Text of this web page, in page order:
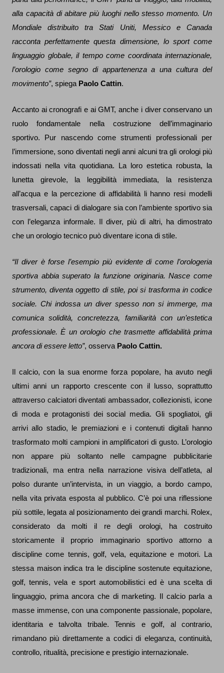
alla capacità di abitare più luoghi nello stesso momento. Un
Mondiale distribuito tra Stati Uniti, Messico e Canada
racconta perfettamente questa dimensione, lo sport come
linguaggio globale, il tempo come coordinata internazionale,
l’orologio come segno di appartenenza a una cultura del
movimento”, spiega Paolo Cattin.
Accanto ai cronografi e ai GMT, anche i diver conservano un
ruolo fondamentale nella costruzione dell’immaginario
sportivo. Pur nascendo come strumenti professionali per
l’immersione, sono diventati negli anni alcuni tra gli orologi più
indossati nella vita quotidiana. La loro estetica robusta, la
lunetta girevole, la leggibilità immediata, la resistenza
all’acqua e la percezione di affidabilità li hanno resi modelli
trasversali, capaci di dialogare sia con l’ambiente sportivo sia
con l’eleganza informale. Il diver, più di altri, ha dimostrato
che un orologio tecnico può diventare icona di stile.
“Il diver è forse l’esempio più evidente di come l’orologeria
sportiva abbia superato la funzione originaria. Nasce come
strumento, diventa oggetto di stile, poi si trasforma in codice
sociale. Chi indossa un diver spesso non si immerge, ma
comunica solidità, concretezza, familiarità con un’estetica
professionale. È un orologio che trasmette affidabilità prima
ancora di essere letto”, osserva Paolo Cattin.
Il calcio, con la sua enorme forza popolare, ha avuto negli
ultimi anni un rapporto crescente con il lusso, soprattutto
attraverso calciatori diventati ambassador, collezionisti, icone
di moda e protagonisti dei social media. Gli spogliatoi, gli
arrivi allo stadio, le premiazioni e i contenuti digitali hanno
trasformato molti campioni in amplificatori di gusto. L’orologio
non appare più soltanto nelle campagne pubblicitarie
tradizionali, ma entra nella narrazione visiva dell’atleta, al
polso durante un’intervista, in un viaggio, a bordo campo,
nella vita privata esposta al pubblico. C’è poi una riflessione
più sottile, legata al posizionamento dei grandi marchi. Rolex,
considerato da molti il re degli orologi, ha costruito
storicamente il proprio immaginario sportivo attorno a
discipline come tennis, golf, vela, equitazione e motori. La
stessa maison indica tra le discipline sostenute equitazione,
golf, tennis, vela e sport automobilistici ed è una scelta di
linguaggio, prima ancora che di marketing. Il calcio parla a
masse immense, con una componente passionale, popolare,
identitaria e talvolta tribale. Tennis e golf, al contrario,
rimandano più direttamente a codici di eleganza, continuità,
controllo, ritualità, precisione e prestigio internazionale.